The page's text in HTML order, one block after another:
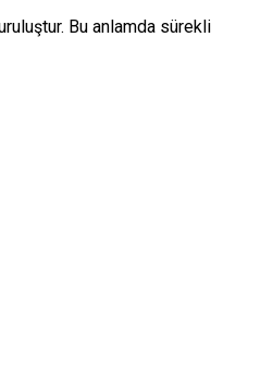
Bu anlamda sürekli